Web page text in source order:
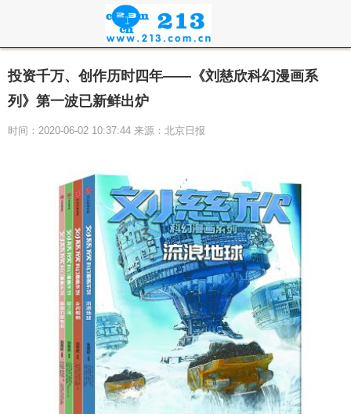
投资千万、创作历时四年——《刘慈欣科幻漫画系
列》第一波已新鲜出炉
时间：2020-06-02 10:37:44 来源：北京日报